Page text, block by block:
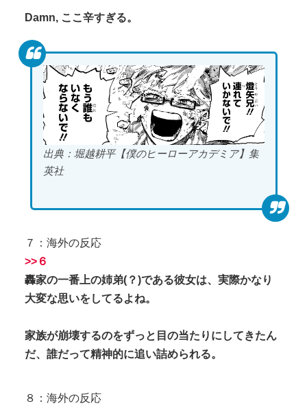
Damn, ここ辛すぎる。
出典：堀越耕平【僕のヒーローアカデミア】集
英社
７：海外の反応
>>６
轟家の一番上の姉弟(？)である彼女は、実際かなり
大変な思いをしてるよね。
家族が崩壊するのをずっと目の当たりにしてきたん
だ、誰だって精神的に追い詰められる。
８：海外の反応